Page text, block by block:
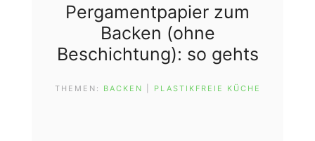
Pergamentpapier zum
Backen (ohne
Beschichtung): so gehts
THEMEN: BACKEN PLASTIKFREIE KÜCHE